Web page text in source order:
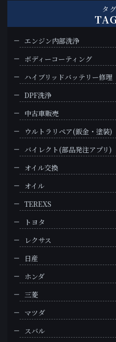
タグ
エンジン内部洗浄
ボディーコーティング
ハイブリッドバッテリー修理
DPF洗浄
中古車販売
ウルトラリペア(鈑金・塗装)
バイレクト(部品発注アプリ)
オイル交換
オイル
TEREXS
トヨタ
レクサス
日産
ホンダ
三菱
マツダ
スバル